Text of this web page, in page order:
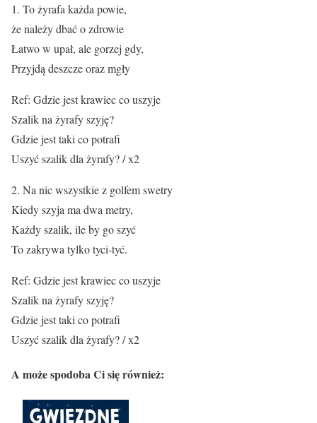
1. To żyrafa każda powie,
że należy dbać o zdrowie
Łatwo w upał, ale gorzej gdy,
Przyjdą deszcze oraz mgły
Ref: Gdzie jest krawiec co uszyje
Szalik na żyrafy szyję?
Gdzie jest taki co potrafi
Uszyć szalik dla żyrafy? / x2
2. Na nic wszystkie z golfem swetry
Kiedy szyja ma dwa metry,
Każdy szalik, ile by go szyć
To zakrywa tylko tyci-tyć.
Ref: Gdzie jest krawiec co uszyje
Szalik na żyrafy szyję?
Gdzie jest taki co potrafi
Uszyć szalik dla żyrafy? / x2
A może spodoba Ci się również: